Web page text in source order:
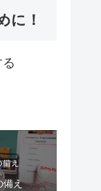
に！
備え